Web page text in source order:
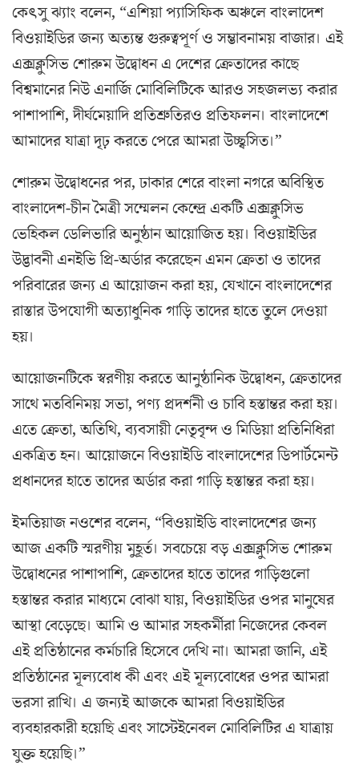
কেৎসু ঝ্যাং বলেন, “এশিয়া প্যাসিফিক অঞ্চলে বাংলাদেশ
বিওয়াইডির জন্য অত্যন্ত গুরুত্বপূর্ণ ও সম্ভাবনাময় বাজার। এই
এক্সক্লুসিভ শোরুম উদ্বোধন এ দেশের ক্রেতাদের কাছে
বিশ্বমানের নিউ এনার্জি মোবিলিটিকে আরও সহজলভ্য করার
পাশাপাশি, দীর্ঘমেয়াদি প্রতিশ্রুতিরও প্রতিফলন। বাংলাদেশে
আমাদের যাত্রা দৃঢ় করতে পেরে আমরা উচ্ছ্বসিত।”
শোরুম উদ্বোধনের পর, ঢাকার শেরে বাংলা নগরে অবিস্থিত
বাংলাদেশ-চীন মৈত্রী সম্মেলন কেন্দ্রে একটি এক্সক্লুসিভ
ভেহিকল ডেলিভারি অনুষ্ঠান আয়োজিত হয়। বিওয়াইডির
উদ্ভাবনী এনইভি প্রি-অর্ডার করেছেন এমন ক্রেতা ও তাদের
পরিবারের জন্য এ আয়োজন করা হয়, যেখানে বাংলাদেশের
রাস্তার উপযোগী অত্যাধুনিক গাড়ি তাদের হাতে তুলে দেওয়া
হয়।
আয়োজনটিকে স্বরণীয় করতে আনুষ্ঠানিক উদ্বোধন, ক্রেতাদের
সাথে মতবিনিময় সভা, পণ্য প্রদর্শনী ও চাবি হস্তান্তর করা হয়।
এতে ক্রেতা, অতিথি, ব্যবসায়ী নেতৃবৃন্দ ও মিডিয়া প্রতিনিধিরা
একত্রিত হন। আয়োজনে বিওয়াইডি বাংলাদেশের ডিপার্টমেন্ট
প্রধানদের হাতে তাদের অর্ডার করা গাড়ি হস্তান্তর করা হয়।
ইমতিয়াজ নওশের বলেন, “বিওয়াইডি বাংলাদেশের জন্য
আজ একটি স্মরণীয় মুহূর্ত। সবচেয়ে বড় এক্সক্লুসিভ শোরুম
উদ্বোধনের পাশাপাশি, ক্রেতাদের হাতে তাদের গাড়িগুলো
হস্তান্তর করার মাধ্যমে বোঝা যায়, বিওয়াইডির ওপর মানুষের
আস্থা বেড়েছে। আমি ও আমার সহকর্মীরা নিজেদের কেবল
এই প্রতিষ্ঠানের কর্মচারি হিসেবে দেখি না। আমরা জানি, এই
প্রতিষ্ঠানের মূল্যবোধ কী এবং এই মূল্যবোধের ওপর আমরা
ভরসা রাখি। এ জন্যই আজকে আমরা বিওয়াইডির
ব্যবহারকারী হয়েছি এবং সাস্টেইনেবল মোবিলিটির এ যাত্রায়
যুক্ত হয়েছি।”